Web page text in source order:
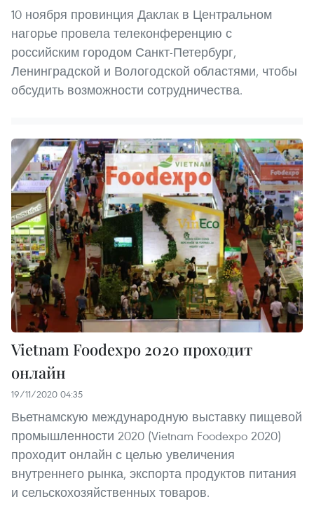
10 ноября провинция Даклак в Центральном
нагорье провела телеконференцию с
российским городом Санкт-Петербург,
Ленинградской и Вологодской областями, чтобы
обсудить возможности сотрудничества.
Vietnam Foodexpo 2020 проходит
онлайн
19/11/2020 04:35
Вьетнамскую международную выставку пищевой
промышленности 2020 (Vietnam Foodexpo 2020)
проходит онлайн с целью увеличения
внутреннего рынка, экспорта продуктов питания
и сельскохозяйственных товаров.